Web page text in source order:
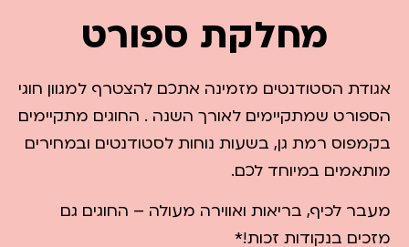
מחלקת ספורט
אגודת הסטודנטים מזמינה אתכם להצטרף למגוון חוגי
הספורט שמתקיימים לאורך השנה . החוגים מתקיימים
בקמפוס רמת גן, בשעות נוחות לסטודנטים ובמחירים
מותאמים במיוחד לכם.
מעבר לכיף, בריאות ואווירה מעולה – החוגים גם
מזכים בנקודות זכות!*